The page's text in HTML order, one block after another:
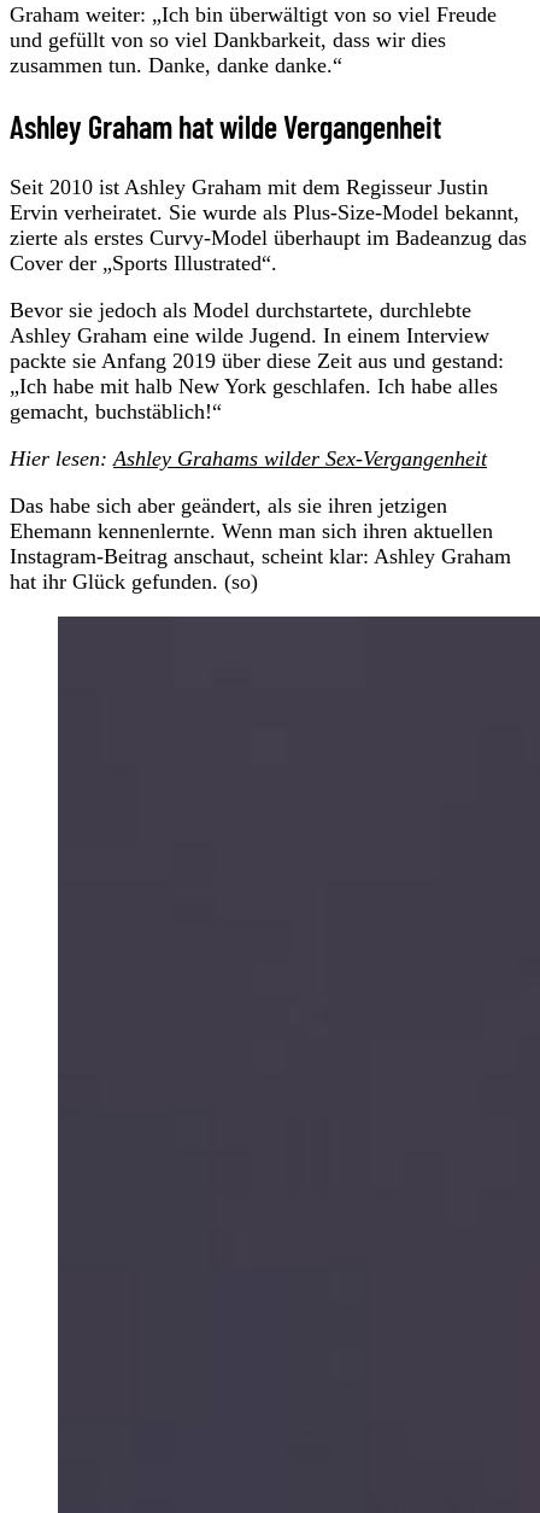
Graham weiter: „Ich bin überwältigt von so viel Freude
und gefüllt von so viel Dankbarkeit, dass wir dies
zusammen tun. Danke, danke danke.“
Ashley Graham hat wilde Vergangenheit
Seit 2010 ist Ashley Graham mit dem Regisseur Justin
Ervin verheiratet. Sie wurde als Plus-Size-Model bekannt,
zierte als erstes Curvy-Model überhaupt im Badeanzug das
Cover der „Sports Illustrated“.
Bevor sie jedoch als Model durchstartete, durchlebte
Ashley Graham eine wilde Jugend. In einem Interview
packte sie Anfang 2019 über diese Zeit aus und gestand:
„Ich habe mit halb New York geschlafen. Ich habe alles
gemacht, buchstäblich!“
Hier lesen: Ashley Grahams wilder Sex-Vergangenheit
Das habe sich aber geändert, als sie ihren jetzigen
Ehemann kennenlernte. Wenn man sich ihren aktuellen
Instagram-Beitrag anschaut, scheint klar: Ashley Graham
hat ihr Glück gefunden. (so)